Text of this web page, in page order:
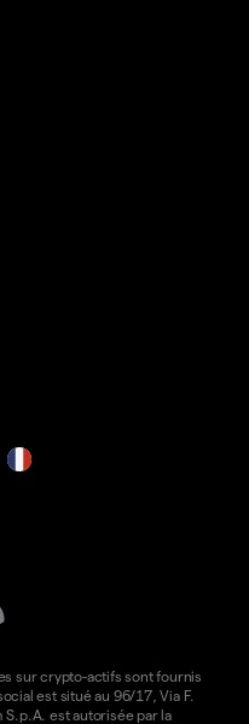
sur crypto-actifs sont fournis
est situé au 96/17, Via F.
S.p.A. est autorisée par la